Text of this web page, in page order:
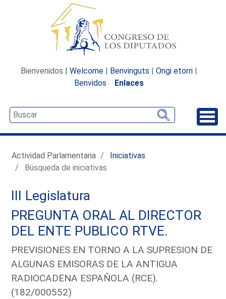
Bienvenidos | Welcome | Benvinguts | Ongi etorri |
Benvidos
Enlaces
Actividad Parlamentaria
Iniciativas
Búsqueda de iniciativas
III Legislatura
PREGUNTA ORAL AL DIRECTOR
DEL ENTE PUBLICO RTVE.
PREVISIONES EN TORNO A LA SUPRESION DE
ALGUNAS EMISORAS DE LA ANTIGUA
RADIOCADENA ESPAÑOLA (RCE).
(182/000552)